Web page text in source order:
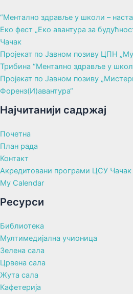
“Ментално здравље у школи –
Еко фест „Еко авантура за
Чачак
Пројекат по Јавном позиву ЦПН
Трибина “Ментално здравље у
Пројекат по Јавном позиву
Форенз(И)авантура“
Најчитанији садржај
Почетна
План рада
Контакт
Акредитовани програми ЦСУ Чачак
My Calendar
Ресурси
Библиотека
Мултимедијална учионица
Зелена сала
Црвена сала
Жута сала
Кафетерија